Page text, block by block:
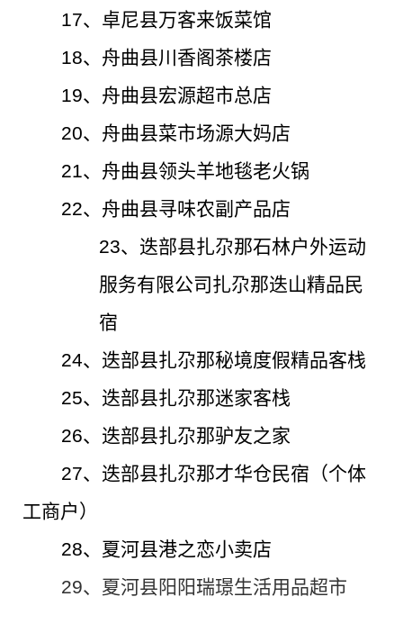
17、 卓尼县万客来饭菜馆
18、 舟曲县川香阁茶楼店
19、舟曲县宏源超市总店
20、舟曲县菜市场源大妈店
21、舟曲县领头羊地毯老火锅
22、 舟曲县寻味农副产品店
23、 迭部县扎尕那石林户外运动
服务有限公司扎尕那迭山精品民
宿
24、迭部县扎尕那秘境度假精品客栈
25、迭部县扎尕那迷家客栈
26、迭部县扎尕那驴友之家
27、迭部县扎尕那才华仓民宿（个体
工商户）
28、夏河县港之恋小卖店
29、 夏河县阳阳瑞璟生活用品超市